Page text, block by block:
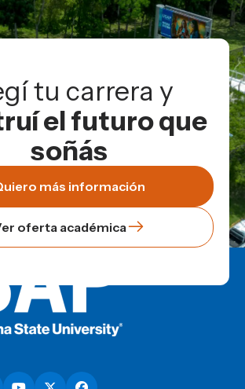
tu carrera y
el futuro que
soñás
más información
oferta académica